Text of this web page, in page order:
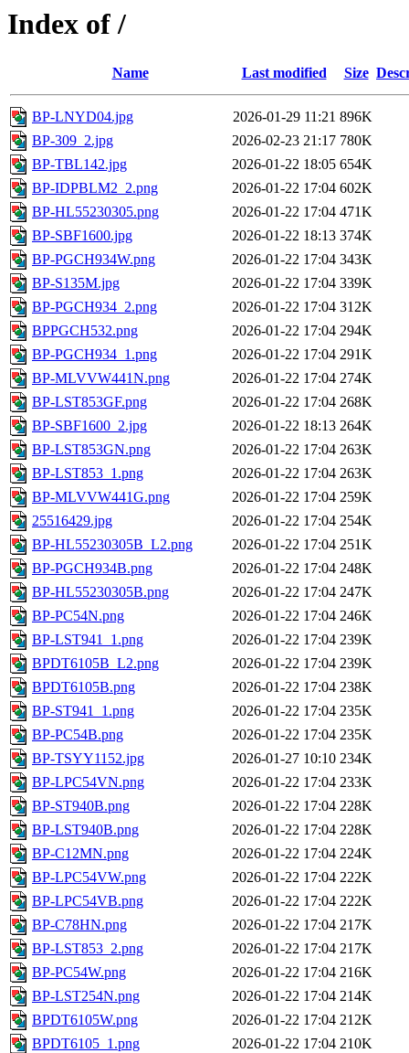
Index of /
Name Last modified Size
BP-LNYD04.jpg 2026-01-29 11:21 896K
BP-309_2.jpg
2026-02-23 21:17 780K
BP-TBL142.jpg
2026-01-22 18:05 654K
BP-IDPBLM2_2.png
2026-01-22 17:04 602K
BP-HL55230305.png
2026-01-22 17:04 471K
BP-SBF1600.jpg
2026-01-22 18:13 374K
BP-PGCH934W.png
2026-01-22 17:04 343K
BP-S135M.jpg
2026-01-22 17:04 339K
BP-PGCH934_2.png
2026-01-22 17:04 312K
BPPGCH532.png
2026-01-22 17:04 294K
BP-PGCH934_1.png
2026-01-22 17:04 291K
BP-MLVVW441N.png
2026-01-22 17:04 274K
BP-LST853GF.png
2026-01-22 17:04 268K
BP-SBF1600_2.jpg
2026-01-22 18:13 264K
BP-LST853GN.png
2026-01-22 17:04 263K
BP-LST853_1.png
2026-01-22 17:04 263K
BP-MLVVW441G.png
2026-01-22 17:04 259K
25516429.jpg
2026-01-22 17:04 254K
BP-HL55230305B_L2.png
2026-01-22 17:04 251K
BP-PGCH934B.png
2026-01-22 17:04 248K
BP-HL55230305B.png
2026-01-22 17:04 247K
BP-PC54N.png
2026-01-22 17:04 246K
BP-LST941_1.png
2026-01-22 17:04 239K
BPDT6105B_L2.png
2026-01-22 17:04 239K
BPDT6105B.png
2026-01-22 17:04 238K
BP-ST941_1.png
2026-01-22 17:04 235K
BP-PC54B.png
2026-01-22 17:04 235K
BP-TSYY1152.jpg
2026-01-27 10:10 234K
BP-LPC54VN.png
2026-01-22 17:04 233K
BP-ST940B.png
2026-01-22 17:04 228K
BP-LST940B.png
2026-01-22 17:04 228K
BP-C12MN.png
2026-01-22 17:04 224K
BP-LPC54VW.png
2026-01-22 17:04 222K
BP-LPC54VB.png
2026-01-22 17:04 222K
BP-C78HN.png
2026-01-22 17:04 217K
BP-LST853_2.png
2026-01-22 17:04 217K
BP-PC54W.png
2026-01-22 17:04 216K
BP-LST254N.png
2026-01-22 17:04 214K
BPDT6105W.png
2026-01-22 17:04 212K
BPDT6105_1.png
2026-01-22 17:04 210K